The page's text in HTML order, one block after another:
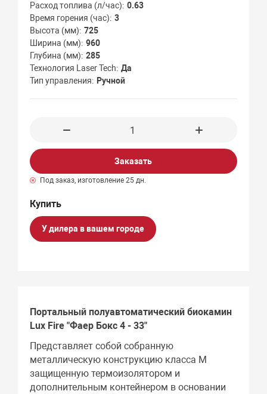
Расход топлива (л/час) 0.63
Время горения (час) 3
Высота (мм) 725
Ширина (мм) 960
Глубина (мм) 285
Технология Laser Tech Да
Тип управления
Ручной
Заказать
Под заказ, изготовление 25 дн.
У дилера в вашем городе
Портальный полуавтоматический биокамин
Lux Fire "Фаер Бокс 4 - 33"
Представляет собой собранную
металлическую конструкцию класса М
защищенную термоизолятором и
дополнительным контейнером в основании